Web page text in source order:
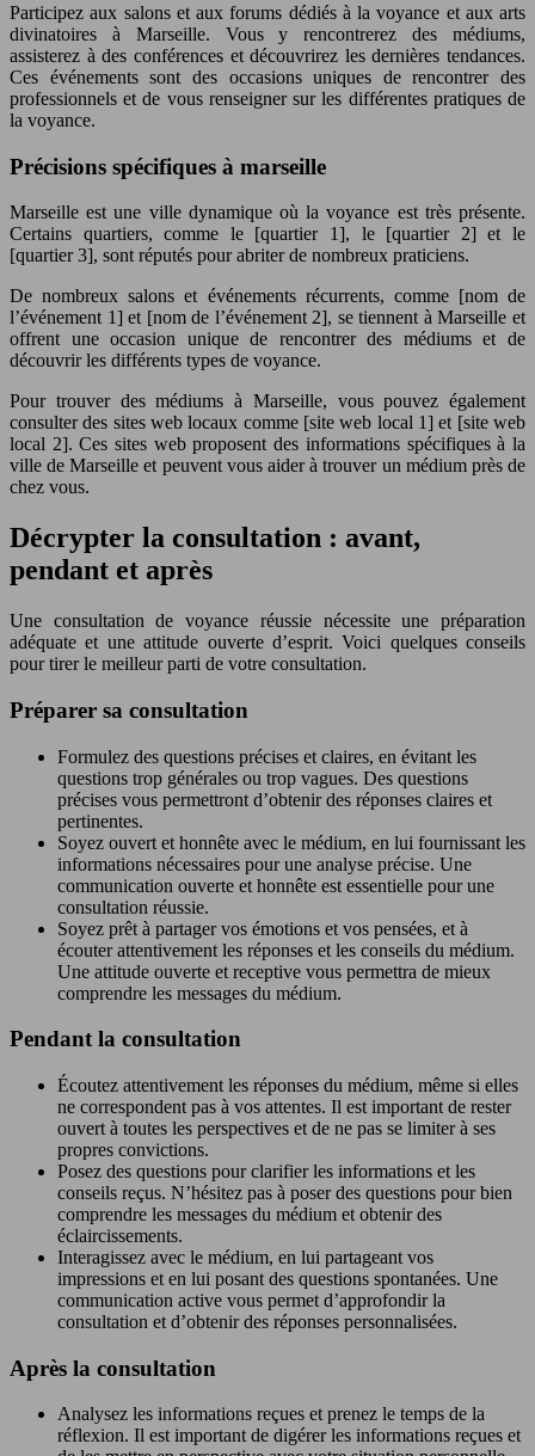
Participez aux salons et aux forums dédiés à la voyance et aux arts
divinatoires à Marseille. Vous y rencontrerez des médiums,
assisterez à des conférences et découvrirez les dernières tendances.
Ces événements sont des occasions uniques de rencontrer des
professionnels et de vous renseigner sur les différentes pratiques de
la voyance.
Précisions spécifiques à marseille
Marseille est une ville dynamique où la voyance est très présente.
Certains quartiers, comme le [quartier 1], le [quartier 2] et le
[quartier 3], sont réputés pour abriter de nombreux praticiens.
De nombreux salons et événements récurrents, comme [nom de
l’événement 1] et [nom de l’événement 2], se tiennent à Marseille et
offrent une occasion unique de rencontrer des médiums et de
découvrir les différents types de voyance.
Pour trouver des médiums à Marseille, vous pouvez également
consulter des sites web locaux comme [site web local 1] et [site web
local 2]. Ces sites web proposent des informations spécifiques à la
ville de Marseille et peuvent vous aider à trouver un médium près de
chez vous.
Décrypter la consultation : avant,
pendant et après
Une consultation de voyance réussie nécessite une préparation
adéquate et une attitude ouverte d’esprit. Voici quelques conseils
pour tirer le meilleur parti de votre consultation.
Préparer sa consultation
Formulez des questions précises et claires, en évitant les
questions trop générales ou trop vagues. Des questions
précises vous permettront d’obtenir des réponses claires et
pertinentes.
Soyez ouvert et honnête avec le médium, en lui fournissant les
informations nécessaires pour une analyse précise. Une
communication ouverte et honnête est essentielle pour une
consultation réussie.
Soyez prêt à partager vos émotions et vos pensées, et à
écouter attentivement les réponses et les conseils du médium.
Une attitude ouverte et receptive vous permettra de mieux
comprendre les messages du médium.
Pendant la consultation
Écoutez attentivement les réponses du médium, même si elles
ne correspondent pas à vos attentes. Il est important de rester
ouvert à toutes les perspectives et de ne pas se limiter à ses
propres convictions.
Posez des questions pour clarifier les informations et les
conseils reçus. N’hésitez pas à poser des questions pour bien
comprendre les messages du médium et obtenir des
éclaircissements.
Interagissez avec le médium, en lui partageant vos
impressions et en lui posant des questions spontanées. Une
communication active vous permet d’approfondir la
consultation et d’obtenir des réponses personnalisées.
Après la consultation
Analysez les informations reçues et prenez le temps de la
réflexion. Il est important de digérer les informations reçues et